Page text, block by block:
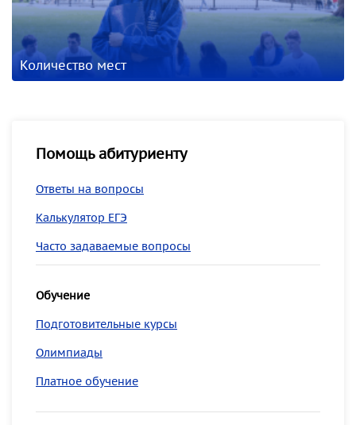
Количество мест
Помощь абитуриенту
Ответы на вопросы
Калькулятор ЕГЭ
Часто задаваемые вопросы
Обучение
Подготовительные курсы
Олимпиады
Платное обучение